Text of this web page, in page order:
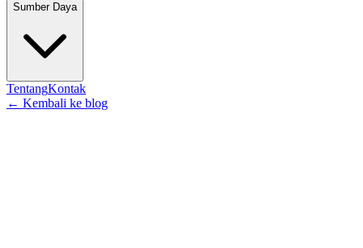
Sumber Daya
TentangKontak
← Kembali ke blog